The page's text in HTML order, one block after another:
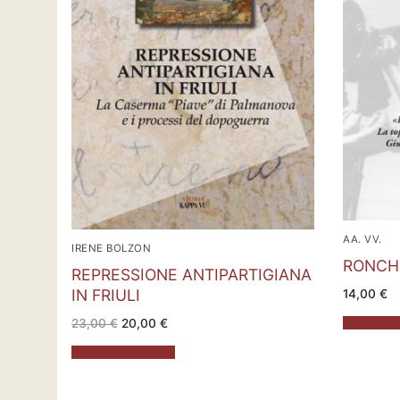
IRENE BOLZON
REPRESSIONE ANTIPARTIGIANA
IN FRIULI
23,00€ Il
prezzo
originale
era:
20,00 €Il
attuale
è:
AA. VV.
14,00 €